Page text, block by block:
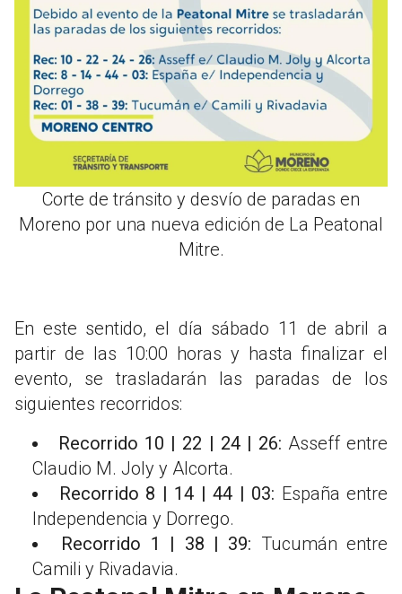
Corte de tránsito y desvío de paradas en
Moreno por una nueva edición de La Peatonal
Mitre.
En este sentido, el día sábado 11 de abril a
partir de las 10:00 horas y hasta finalizar el
evento, se trasladarán las paradas de los
siguientes recorridos:
Recorrido 10 | 22 | 24 | 26: Asseff entre
Claudio M. Joly y Alcorta.
Recorrido 8 | 14 | 44 | 03: España entre
Independencia y Dorrego.
Recorrido 1 | 38 | 39: Tucumán entre
Camili y Rivadavia.